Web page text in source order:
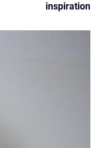
inspiration